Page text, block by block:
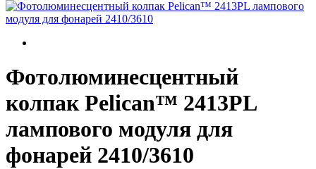
Фотолюминесцентный
колпак Pelican™ 2413PL
лампового модуля для
фонарей 2410/3610